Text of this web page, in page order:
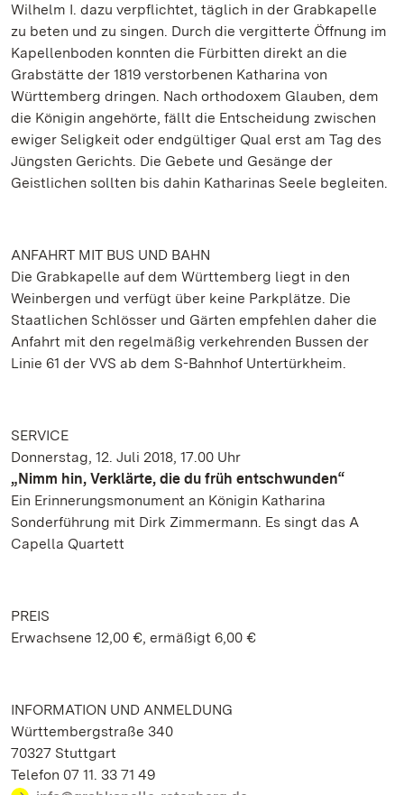
Wilhelm I. dazu verpflichtet, täglich in der Grabkapelle
zu beten und zu singen. Durch die vergitterte Öffnung im
Kapellenboden konnten die Fürbitten direkt an die
Grabstätte der 1819 verstorbenen Katharina von
Württemberg dringen. Nach orthodoxem Glauben, dem
die Königin angehörte, fällt die Entscheidung zwischen
ewiger Seligkeit oder endgültiger Qual erst am Tag des
Jüngsten Gerichts. Die Gebete und Gesänge der
Geistlichen sollten bis dahin Katharinas Seele begleiten.
ANFAHRT MIT BUS UND BAHN
Die Grabkapelle auf dem Württemberg liegt in den
Weinbergen und verfügt über keine Parkplätze. Die
Staatlichen Schlösser und Gärten empfehlen daher die
Anfahrt mit den regelmäßig verkehrenden Bussen der
Linie 61 der VVS ab dem S-Bahnhof Untertürkheim.
SERVICE
Donnerstag, 12. Juli 2018, 17.00 Uhr
„Nimm hin, Verklärte, die du früh entschwunden“
Ein Erinnerungsmonument an Königin Katharina
Sonderführung mit Dirk Zimmermann. Es singt das A
Capella Quartett
PREIS
Erwachsene 12,00 €, ermäßigt 6,00 €
INFORMATION UND ANMELDUNG
Württembergstraße 340
70327 Stuttgart
Telefon 07 11. 33 71 49